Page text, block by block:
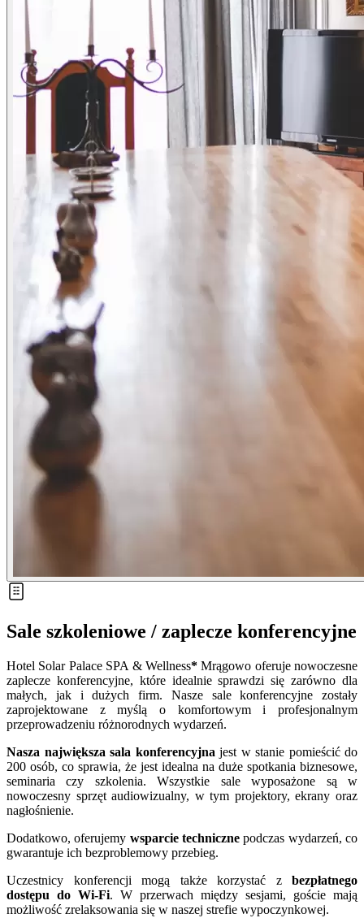
Sale szkoleniowe / zaplecze konferencyjne
Hotel Solar Palace SPA & Wellness*Mrągowo oferuje nowoczesne
zaplecze konferencyjne, które idealnie sprawdzi się zarówno dla
małych, jak i dużych firm. Nasze sale konferencyjne zostały
zaprojektowane z myślą o komfortowym i profesjonalnym
przeprowadzeniu różnorodnych wydarzeń.
Nasza największa sala konferencyjna jest w stanie pomieścić do
200 osób, co sprawia, że jest idealna na duże spotkania biznesowe,
seminaria czy szkolenia. Wszystkie sale wyposażone są w
nowoczesny sprzęt audiowizualny, w tym projektory, ekrany oraz
nagłośnienie.
Dodatkowo, oferujemy wsparcie techniczne podczas wydarzeń, co
gwarantuje ich bezproblemowy przebieg.
Uczestnicy konferencji mogą także korzystać z bezpłatnego
dostępu do Wi-Fi. W przerwach między sesjami, goście mają
możliwość zrelaksowania się w naszej strefie wypoczynkowej.